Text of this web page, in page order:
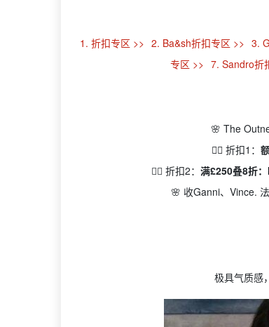
1. 折扣专区 >> 2. Ba&sh折扣专区 >> 3.
专区 >> 7. Sandro折
🌸 The
👉🏻 折扣1：
👉🏻 折扣2：满£250叠8折
🌸 收Ganni、Vince.
极具气质感